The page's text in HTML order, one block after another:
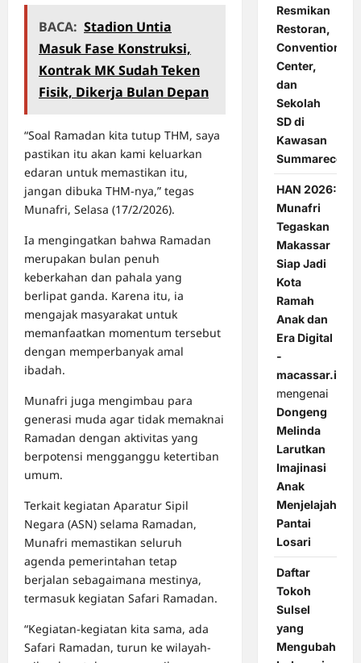
BACA: Stadion Untia
Masuk Fase Konstruksi,
Kontrak MK Sudah Teken
Fisik, Dikerja Bulan Depan
“Soal Ramadan kita tutup THM, saya
pastikan itu akan kami keluarkan
edaran untuk memastikan itu,
jangan dibuka THM-nya,” tegas
Munafri, Selasa (17/2/2026).
Ia mengingatkan bahwa Ramadan
merupakan bulan penuh
keberkahan dan pahala yang
berlipat ganda. Karena itu, ia
mengajak masyarakat untuk
memanfaatkan momentum tersebut
dengan memperbanyak amal
ibadah.
Munafri juga mengimbau para
generasi muda agar tidak memaknai
Ramadan dengan aktivitas yang
berpotensi mengganggu ketertiban
umum.
Terkait kegiatan Aparatur Sipil
Negara (ASN) selama Ramadan,
Munafri memastikan seluruh
agenda pemerintahan tetap
berjalan sebagaimana mestinya,
termasuk kegiatan Safari Ramadan.
“Kegiatan-kegiatan kita sama, ada
Safari Ramadan, turun ke wilayah-
Resmikan
Restoran,
Convention
Center,
dan
Sekolah
SD di
Kawasan
Summarecon
HAN 2026:
Munafri
Tegaskan
Makassar
Siap Jadi
Kota
Ramah
Anak dan
Era Digital
-
macassar.id
mengenai
Dongeng
Melinda
Larutkan
Imajinasi
Anak
Menjelajah
Pantai
Losari
Daftar
Tokoh
Sulsel
yang
Mengubah